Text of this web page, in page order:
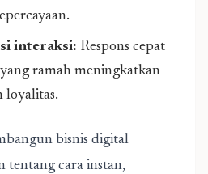
interaksi: Respons cepat
ramah meningkatkan
loyalitas.
bisnis digital
tentang cara instan,